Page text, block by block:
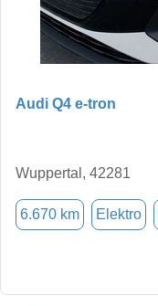
Audi Q4 e-tron
Wuppertal, 42281
6.670 km Elektro